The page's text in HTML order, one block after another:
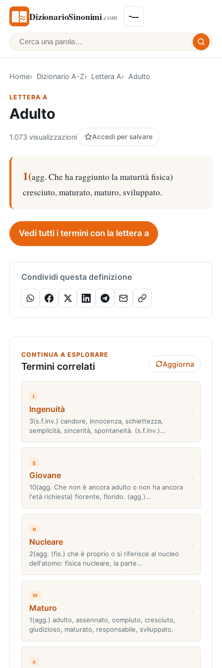
DizionarioSinonimi.com
Cerca una parola
Home Dizionario A-Z Lettera A Adulto
LETTERA A
Adulto
1.073 visualizzazioni Accedi per salvare
1(agg. Che ha raggiunto la maturità fisica)
cresciuto, maturato, maturo, sviluppato.
Vedi tutti i termini con la lettera a
Condividi questa definizione
CONTINUA A ESPLORARE
Termini correlati Aggiorna
i
Ingenuità
3(s.f.inv.) candore, innocenza, schiettezza,
semplicità, sincerità, spontaneità. (s.f.inv.)…
g
Giovane
10(agg. Che non è ancora adulto o non ha ancora
l'età richiesta) fiorente, florido. (agg.)…
n
Nucleare
2(agg. (fis.) che è proprio o si riferisce al nucleo
dell'atomo: fisica nucleare, la parte…
m
Maturo
1(agg.) adulto, assennato, compiuto, cresciuto,
giudizioso, maturato, responsabile, sviluppato.
a